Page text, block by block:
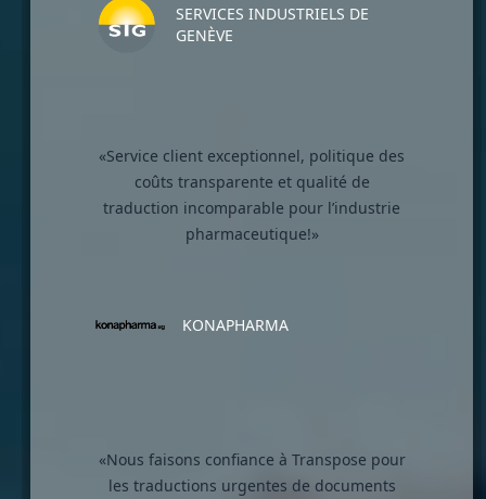
SERVICES INDUSTRIELS DE
GENÈVE
«Service client exceptionnel, politique des
coûts transparente et qualité de
traduction incomparable pour l’industrie
pharmaceutique!»
KONAPHARMA
«Nous faisons confiance à Transpose pour
les traductions urgentes de documents